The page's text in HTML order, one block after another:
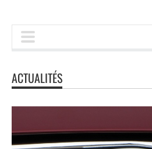
ACTUALITÉS